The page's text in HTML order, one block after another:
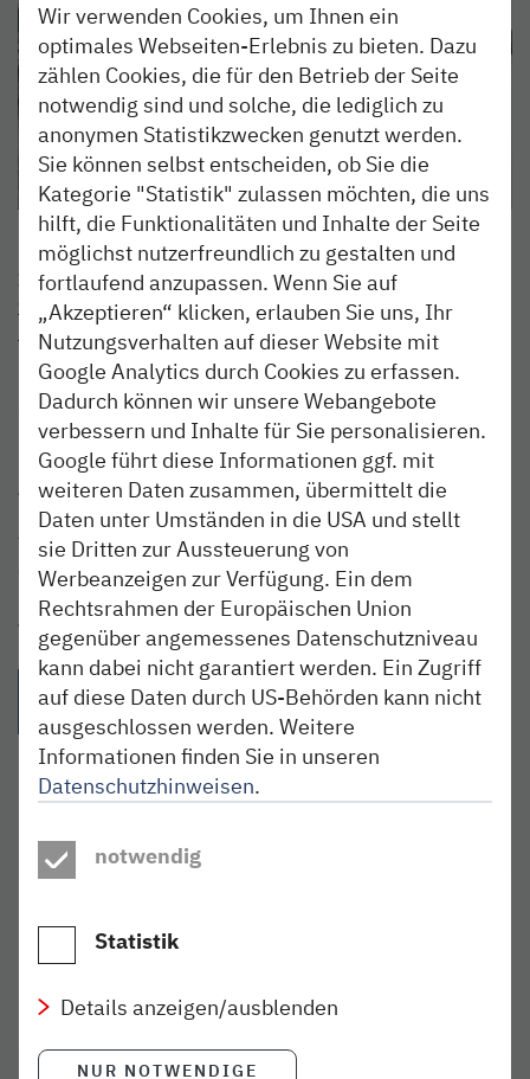
Informationen
www.tidenkieker.de
info@glueckstadt-dm.de
(04124) 937585
Große Nübelstr. 31
25348 Glückstadt
Anreise
Mit der nordbahn bequem zur Haltestelle Glückstadt
fahren. Vom Bahnhof zum Hafen, an welchem die Fahrten
starten, kommst du zu Fuß in nur fünfzehn Minuten.
Teilen:
{{Link öffnet facebook teilen in neuem
{{Link öffnet twitter teilen in neuem
{{Link öffnet whatsapp teilen in
{{per E-Mail teilen}} -
TICKETS KAUFEN
Alle Kaufmöglichkeiten online und vor Ort
mehr
Wir verwenden Cookies, um Ihnen ein
optimales Webseiten-Erlebnis zu bieten. Dazu
zählen Cookies, die für den Betrieb der Seite
notwendig sind und solche, die lediglich zu
anonymen Statistikzwecken genutzt werden.
Sie können selbst entscheiden, ob Sie die
Kategorie "Statistik" zulassen möchten, die uns
hilft, die Funktionalitäten und Inhalte der Seite
möglichst nutzerfreundlich zu gestalten und
fortlaufend anzupassen. Wenn Sie auf
„Akzeptieren“ klicken, erlauben Sie uns, Ihr
Nutzungsverhalten auf dieser Website mit
Google Analytics durch Cookies zu erfassen.
Dadurch können wir unsere Webangebote
verbessern und Inhalte für Sie personalisieren.
Google führt diese Informationen ggf. mit
weiteren Daten zusammen, übermittelt die
Daten unter Umständen in die USA und stellt
sie Dritten zur Aussteuerung von
Werbeanzeigen zur Verfügung. Ein dem
Rechtsrahmen der Europäischen Union
gegenüber angemessenes Datenschutzniveau
kann dabei nicht garantiert werden. Ein Zugriff
auf diese Daten durch US-Behörden kann nicht
ausgeschlossen werden. Weitere
Informationen finden Sie in unseren
Datenschutzhinweisen.
notwendig
Statistik
Details anzeigen/ausblenden
NUR NOTWENDIGE